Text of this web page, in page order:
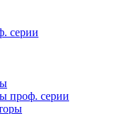
серии
проф. серии